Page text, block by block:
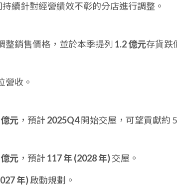
續針對經營績效不彰的分店進行調整。
整銷售價格，並於本季提列 1.2 億元存貨跌
營收。
元 ，預計 2025Q4開始交屋，可望貢獻約
元 ，預計 117 年 (2028 年)交屋。
年)啟動規劃。